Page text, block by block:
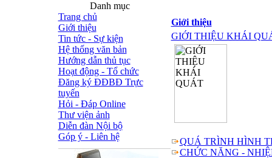
Danh mục
Trang chủ
Giới thiệu
Tin tức - Sự kiện
Hệ thống văn bản
Hướng dẫn thủ tục
Hoạt động - Tổ chức
Đăng ký ĐĐBĐ Trực
tuyến
Hỏi - Đáp Online
Thư viện ảnh
Diễn đàn Nội bộ
Góp ý - Liên hệ
Giới thiệu
GIỚI THIỆU KHÁI
QUÁ TRÌNH HÌNH
CHỨC NĂNG -